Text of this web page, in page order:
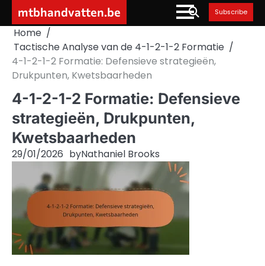
content
mtbhandvatten.be Subscribe
Home
Tactische Analyse van de 4-1-2-1-2 Formatie
4-1-2-1-2 Formatie: Defensieve strategieën,
Drukpunten, Kwetsbaarheden
4-1-2-1-2 Formatie: Defensieve
strategieën, Drukpunten,
Kwetsbaarheden
29/01/2026 byNathaniel Brooks